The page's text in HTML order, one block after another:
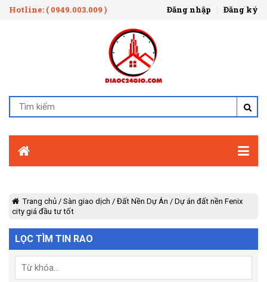
Hotline: ( 0949.003.009 ) Đăng nhập Đăng ký
Trang chủ / Sàn giao dịch / Đất Nền Dự Án / Dự án đất nền Fenix
city giá đầu tư tốt
LỌC TÌM TIN RAO